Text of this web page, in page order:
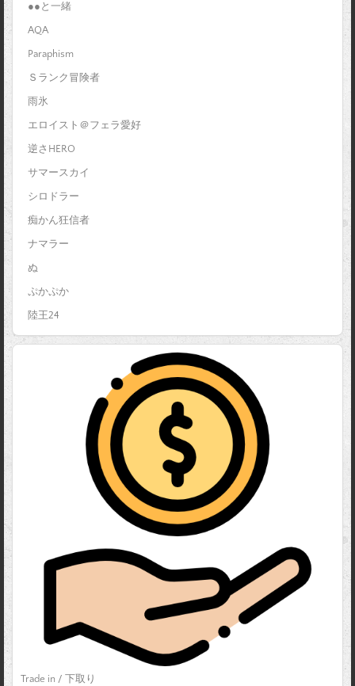
●●と一緒
AQA
Paraphism
Ｓランク冒険者
雨氷
エロイスト＠フェラ愛好
逆さHERO
サマースカイ
シロドラー
痴かん狂信者
ナマラー
ぬ
ぷかぷか
陸王24
Trade in / 下取り